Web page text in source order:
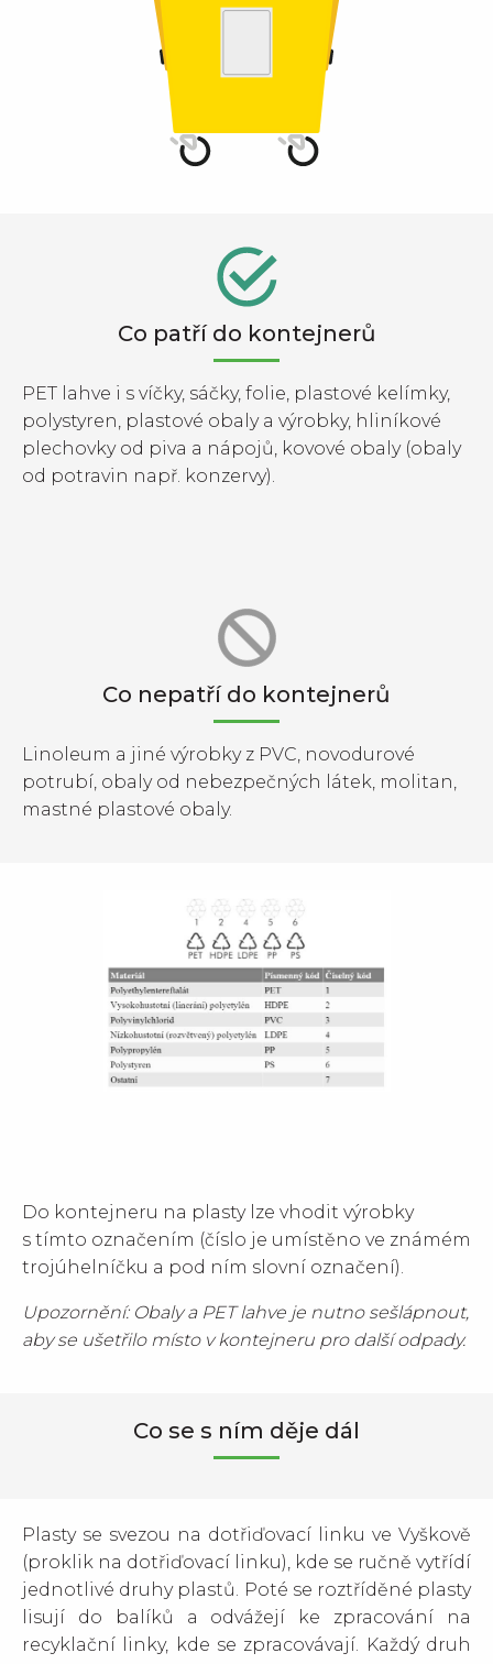
Co patří do kontejnerů
PET lahve i s víčky, sáčky, folie, plastové kelímky,
polystyren, plastové obaly a výrobky, hliníkové
plechovky od piva a nápojů, kovové obaly (obaly
od potravin např. konzervy).
Co nepatří do kontejnerů
Linoleum a jiné výrobky z PVC, novodurové
potrubí, obaly od nebezpečných látek, molitan,
mastné plastové obaly.
Do kontejneru na plasty lze vhodit výrobky
s tímto označením (číslo je umístěno ve známém
trojúhelníčku a pod ním slovní označení).
Upozornění: Obaly a PET lahve je nutno sešlápnout,
aby se ušetřilo místo v kontejneru pro další odpady.
Co se s ním děje dál
Plasty se svezou na dotřiďovací linku ve Vyškově
(proklik na dotřiďovací linku), kde se ručně vytřídí
jednotlivé druhy plastů. Poté se roztříděné plasty
lisují do balíků a odvážejí ke zpracování na
recyklační linky, kde se zpracovávají. Každý druh